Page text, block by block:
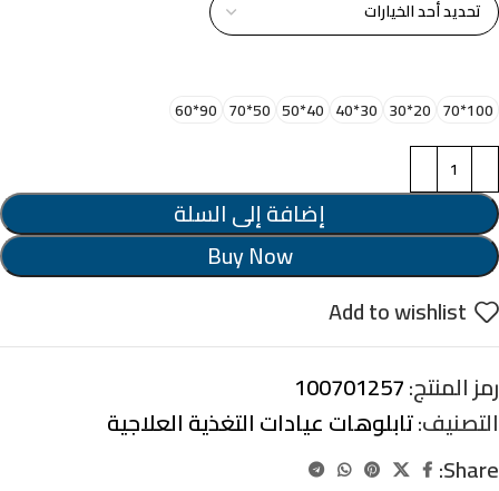
100*70
20*30
30*40
40*50
50*70
90*60
إضافة إلى السلة
Buy Now
Add to wishlist
رمز المنتج:100701257
التصنيف:تابلوهات عيادات التغذية العلاجية
Share: